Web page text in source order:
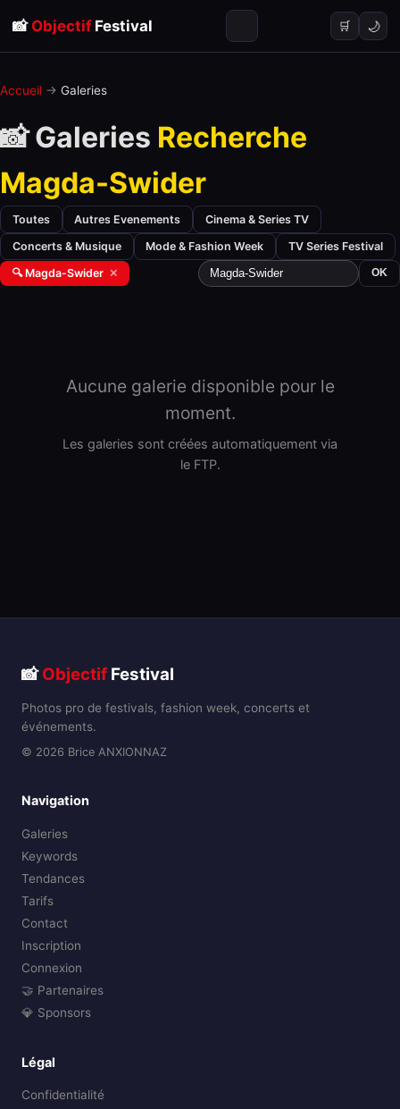
📸 ObjectifFestival 🛒 🌙
Accueil → Galeries
📸 Galeries Recherche
Magda-Swider
Toutes Autres Evenements Cinema & Series TV
Concerts & Musique Mode & Fashion Week TV Series Festival
🔍 Magda-Swider ✕ OK
Aucune galerie disponible pour le
moment.
Les galeries sont créées automatiquement via
le FTP.
📸Objectif Festival
Photos pro de festivals, fashion week, concerts et
événements.
© 2026 Brice ANXIONNAZ
Navigation
Galeries
Keywords
Tendances
Tarifs
Contact
Inscription
Connexion
🤝 Partenaires
💎 Sponsors
Légal
Confidentialité